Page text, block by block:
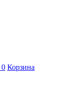
0 Корзина